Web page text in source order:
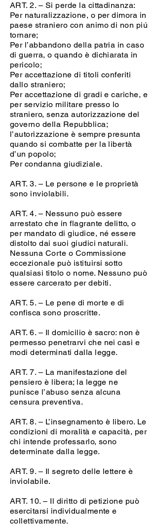
ART. 2. – Si perde la cittadinanza:
Per naturalizzazione, o per dimora in
paese straniero con animo di non piú
tornare;
Per l’abbandono della patria in caso
di guerra, o quando è dichiarata in
pericolo;
Per accettazione di titoli conferiti
dallo straniero;
Per accettazione di gradi e cariche, e
per servizio militare presso lo
straniero, senza autorizzazione del
governo della Repubblica;
l’autorizzazione è sempre presunta
quando si combatte per la libertà
d’un popolo;
Per condanna giudiziale.
ART. 3. – Le persone e le proprietà
sono inviolabili.
ART. 4. – Nessuno può essere
arrestato che in flagrante delitto, o
per mandato di giudice, né essere
distolto dai suoi giudici naturali.
Nessuna Corte o Commissione
eccezionale può istituirsi sotto
qualsiasi titolo o nome. Nessuno può
essere carcerato per debiti.
ART. 5. – Le pene di morte e di
confisca sono proscritte.
ART. 6. – Il domicilio è sacro: non è
permesso penetrarvi che nei casi e
modi determinati dalla legge.
ART. 7. – La manifestazione del
pensiero è libera; la legge ne
punisce l’abuso senza alcuna
censura preventiva.
ART. 8. – L’insegnamento è libero. Le
condizioni di moralità e capacità, per
chi intende professarlo, sono
determinate dalla legge.
ART. 9. – Il segreto delle lettere è
inviolabile.
ART. 10. – Il diritto di petizione può
esercitarsi individualmente e
collettivamente.